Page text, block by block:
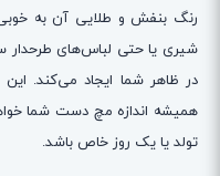
رنگ بنفش و طلایی آن به
شیری یا حتی لباس‌های
در ظاهر شما ایجاد می‌کند.
همیشه اندازه مچ دست شما
تولد یا یک روز خاص باشد.